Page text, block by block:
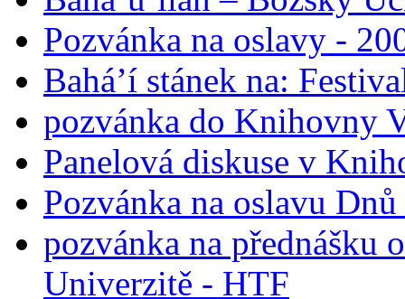
Pozvánka na oslavy -
Bahá’í stánek na:
pozvánka do Knihovny
Panelová diskuse v
Pozvánka na oslavu
pozvánka na přednášku
Univerzitě - HTF